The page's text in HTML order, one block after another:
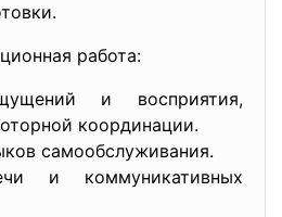
работа:
и восприятия,
координации.
самообслуживания.
и коммуникативных